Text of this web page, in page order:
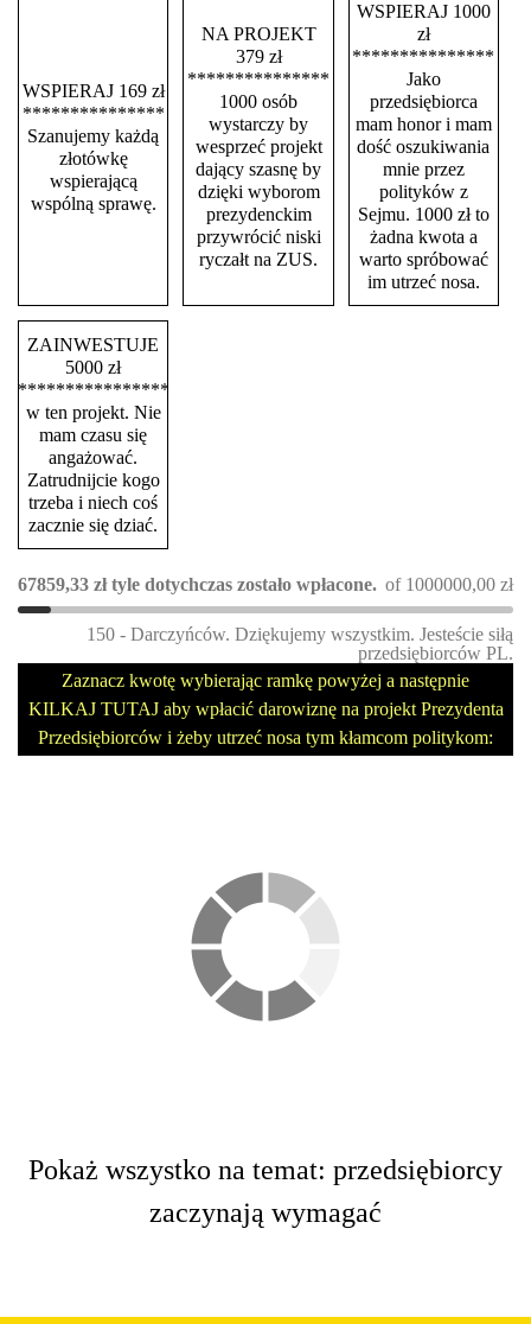
WSPIERAJ 169 zł
***************
Szanujemy każdą
złotówkę
wspierającą
wspólną sprawę.
NA PROJEKT
379 zł
***************
1000 osób
wystarczy by
wesprzeć projekt
dający szasnę by
dzięki wyborom
prezydenckim
przywrócić niski
ryczałt na ZUS.
WSPIERAJ 1000
zł
***************
Jako
przedsiębiorca
mam honor i mam
dość oszukiwania
mnie przez
polityków z
Sejmu. 1000 zł to
żadna kwota a
warto spróbować
im utrzeć nosa.
ZAINWESTUJE
5000 zł
****************
w ten projekt. Nie
mam czasu się
angażować.
Zatrudnijcie kogo
trzeba i niech coś
zacznie się dziać.
67859,33 zł tyle dotychczas zostało wpłacone. of 1000000,00 zł
150 - Darczyńców. Dziękujemy wszystkim. Jesteście siłą
przedsiębiorców PL.
Zaznacz kwotę wybierając ramkę powyżej a następnie
KILKAJ TUTAJ aby wpłacić darowiznę na projekt Prezydenta
Przedsiębiorców i żeby utrzeć nosa tym kłamcom politykom:
Pokaż wszystko na temat: przedsiębiorcy
zaczynają wymagać